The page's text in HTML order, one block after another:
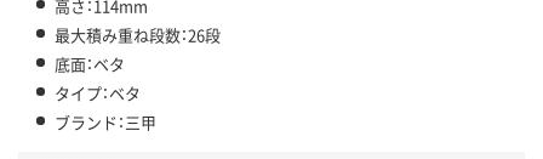
高さ：114mm
最大積み重ね段数：26段
底面：ベタ
タイプ：ベタ
ブランド：三甲